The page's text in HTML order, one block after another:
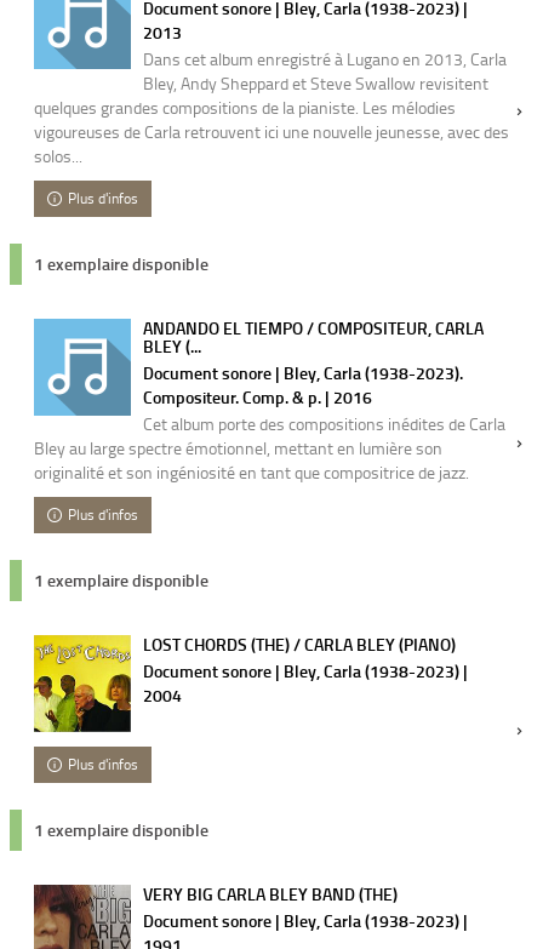
Document sonore | Bley, Carla (1938-2023) |
2013
Dans cet album enregistré à Lugano en 2013, Carla
Bley, Andy Sheppard et Steve Swallow revisitent
quelques grandes compositions de la pianiste. Les mélodies
vigoureuses de Carla retrouvent ici une nouvelle jeunesse, avec des
solos...
Plus d'infos
1 exemplaire disponible
ANDANDO EL TIEMPO / COMPOSITEUR, CARLA
BLEY (...
Document sonore | Bley, Carla (1938-2023).
Compositeur. Comp. & p. | 2016
Cet album porte des compositions inédites de Carla
Bley au large spectre émotionnel, mettant en lumière son
originalité et son ingéniosité en tant que compositrice de jazz.
Plus d'infos
1 exemplaire disponible
LOST CHORDS (THE) / CARLA BLEY (PIANO)
Document sonore | Bley, Carla (1938-2023) |
2004
Plus d'infos
1 exemplaire disponible
VERY BIG CARLA BLEY BAND (THE)
Document sonore | Bley, Carla (1938-2023) |
1991